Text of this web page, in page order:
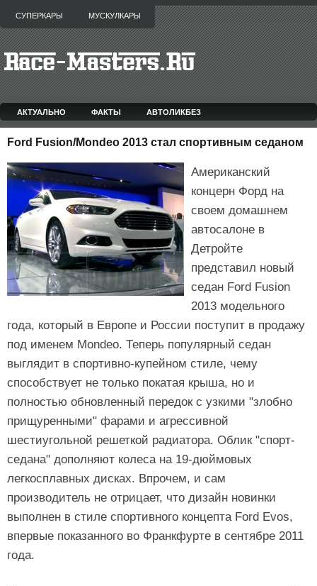
СУПЕРКАРЫ МУСКУЛКАРЫ
АКТУАЛЬНО ФАКТЫ АВТОЛИКБЕЗ
Ford Fusion/Mondeo 2013 стал спортивным седаном
Американский
концерн Форд на
своем домашнем
автосалоне в
Детройте
представил новый
седан Ford Fusion
2013 модельного
года, который в Европе и России поступит в продажу
под именем Mondeo. Теперь популярный седан
выглядит в спортивно-купейном стиле, чему
способствует не только покатая крыша, но и
полностью обновленный передок с узкими "злобно
прищуренными" фарами и агрессивной
шестиугольной решеткой радиатора. Облик "спорт-
седана" дополняют колеса на 19-дюймовых
легкосплавных дисках. Впрочем, и сам
производитель не отрицает, что дизайн новинки
выполнен в стиле спортивного концепта Ford Evos,
впервые показанного во Франкфурте в сентябре 2011
года.